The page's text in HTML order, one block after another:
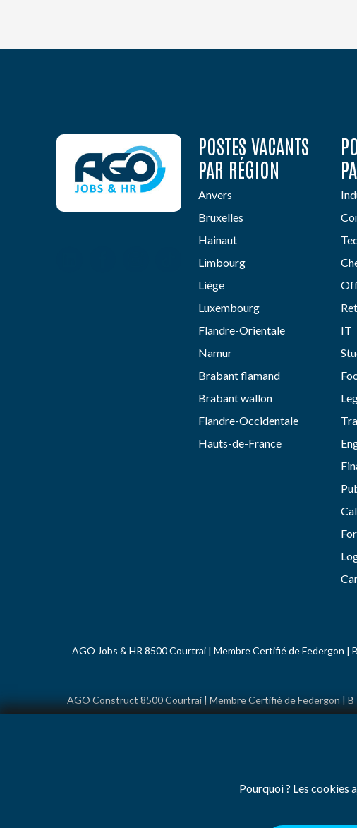
Pourquoi ? Les cookies
POSTES VACANTS
PAR RÉGION
Anvers
Bruxelles
Hainaut
Limbourg
Liège
Luxembourg
Flandre-Orientale
Namur
Brabant flamand
Brabant wallon
Flandre-Occidentale
Hauts-de-France
IT
AGO Jobs & HR 8500 Courtrai | Membre Certifié de Federgon |
AGO Construct 8500 Courtrai | Membre Certifié de Federgon |
AGO France |